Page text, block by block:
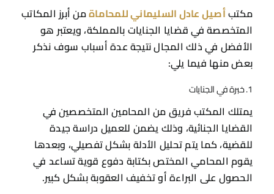
مكتبأصيل عادل السليماني للمحاماةمن أبرز المكاتب
المتخصصة في قضايا الجنايات بالمملكة، ويعتبر هو
الأفضل في ذلك المجال نتيجة عدة أسباب سوف نذكر
بعض منها فيما يلي:
1. خبرة في الجنايات
يمتلك المكتب فريق من المحامين المتخصصين في
القضايا الجنائية، وذلك يضمن للعميل دراسة جيدة
للقضية، كما يتم تحليل الأدلة بشكل تفصيلي، وبعدها
يقوم المحامي المختص بكتابة دفوع قوية تساعد في
الحصول على البراءة أو تخفيف العقوبة بشكل كبير.